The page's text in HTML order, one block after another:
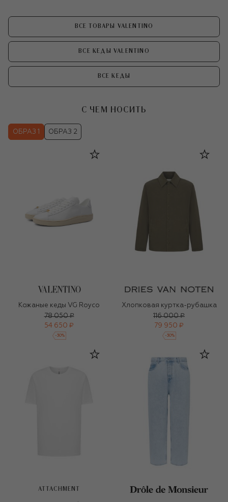
ВСЕ ТОВАРЫ VALENTINO
ВСЕ КЕДЫ VALENTINO
ВСЕ КЕДЫ
С ЧЕМ НОСИТЬ
ОБРАЗ 1 ОБРАЗ 2
Кожаные кеды VG Royco
78 050 ₽
54 650 ₽
-30%
Хлопковая куртка-рубашка
116 000 ₽
79 950 ₽
-30%
ATTACHMENT